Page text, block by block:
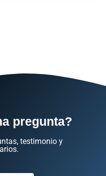
pregunta?
testimonio y